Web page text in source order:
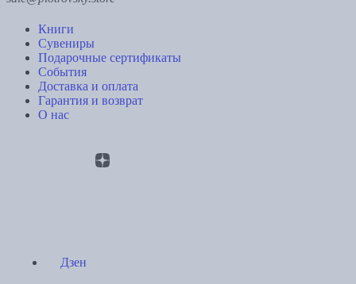
Книги
Сувениры
Подарочные сертификаты
События
Доставка и оплата
Гарантия и возврат
О нас
Дзен